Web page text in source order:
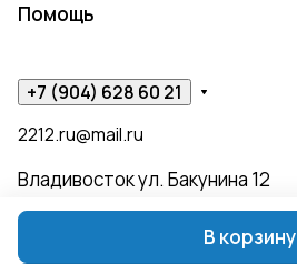
В корзину
Помощь
+7 (904) 628 60 21
2212.ru@mail.ru
Владивосток ул. Бакунина 12